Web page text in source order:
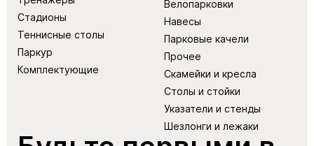
Стадионы
Теннисные столы
Паркур
Комплектующие
Велопарковки
Навесы
Парковые качели
Прочее
Скамейки и кресла
Столы и стойки
Указатели и стенды
Шезлонги и лежаки